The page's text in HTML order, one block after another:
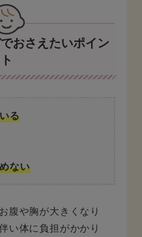
おさえたいポイン
ト
る
ない
腹や胸が大きくなり
い体に負担がかかり